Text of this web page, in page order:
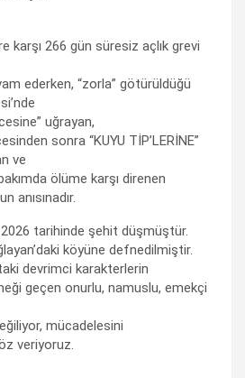
karşı 266 gün süresiz açlık grevi
ederken, “zorla” götürüldüğü
uğrayan,
sonra “KUYU TİP’LERİNE”
ve
ölüme karşı direnen
anısınadır.
tarihinde şehit düşmüştür.
köyüne defnedilmiştir.
devrimci karakterlerin
geçen onurlu, namuslu, emekçi
mücadelesini
veriyoruz.